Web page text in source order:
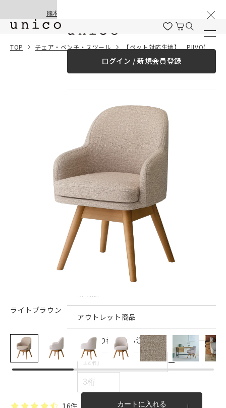
熊本地震の影響による配送遅延と停止について
ログイン / 新規会員登録
商品カテゴリー一覧
家具
カーテン
ラグ
ファブリック雑貨
インテリア雑貨・その他
家具シリーズ一覧
アウトレット商品
見積もり番号から注文する
ー
カートに入れる
TOP チェア・ベンチ・スツール 【ペット対応生地】 PIIVO(ピーヴォ) チェア
一緒に購入する
ライトブラウン
16件